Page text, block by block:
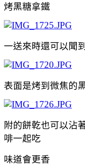
烤黑糖拿鐵
一送來時還可以聞
表面是烤到微焦的
附的餅乾也可以沾
啡一起吃
味道會更香